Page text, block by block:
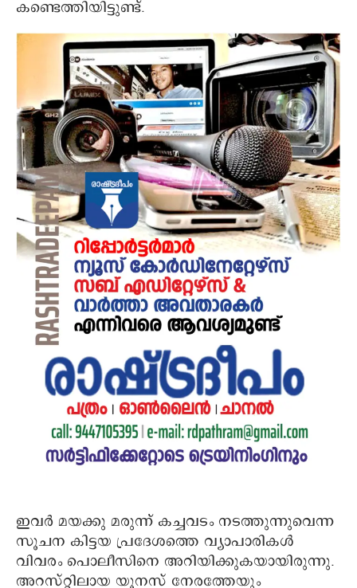
കണ്ടെത്തിയിട്ടുണ്ട്.
ഇവര്‍ മയക്കു മരുന്ന് കച്ചവടം നടത്തുന്നുവെന്ന
സൂചന കിട്ടയ പ്രദേശത്തെ വ്യാപാരികള്‍
വിവരം പൊലീസിനെ അറിയിക്കുകയായിരുന്നു.
അറസ്റ്റിലായ യൂനസ് നേരത്തേയും